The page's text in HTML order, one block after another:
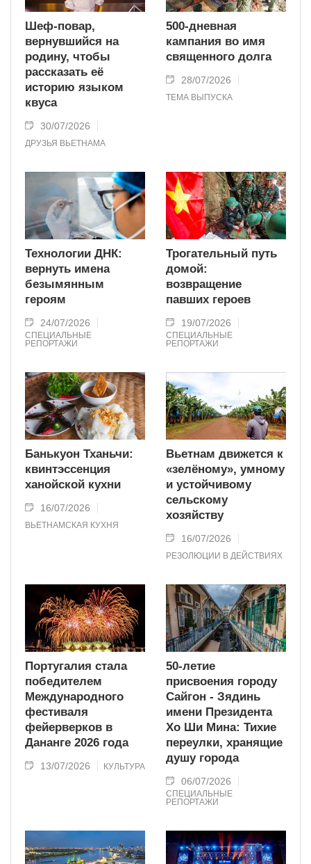
Шеф-повар,
вернувшийся на
родину, чтобы
рассказать её
историю языком
квуса
30/07/2026
ДРУЗЬЯ ВЬЕТНАМА
500-дневная
кампания во имя
священного долга
28/07/2026
ТЕМА ВЫПУСКА
Технологии ДНК:
вернуть имена
безымянным
героям
24/07/2026
СПЕЦИАЛЬНЫЕ
РЕПОРТАЖИ
Трогательный путь
домой:
возвращение
павших героев
19/07/2026
СПЕЦИАЛЬНЫЕ
РЕПОРТАЖИ
Банькуон Тханьчи:
квинтэссенция
ханойской кухни
16/07/2026
ВЬЕТНАМСКАЯ КУХНЯ
Вьетнам движется к
«зелёному», умному
и устойчивому
сельскому
хозяйству
16/07/2026
РЕЗОЛЮЦИИ В ДЕЙСТВИЯХ
Португалия стала
победителем
Международного
фестиваля
фейерверков в
Дананге 2026 года
13/07/2026 КУЛЬТУРА
50-летие
присвоения городу
Сайгон - Зядинь
имени Президента
Хо Ши Мина: Тихие
переулки, хранящие
душу города
06/07/2026
СПЕЦИАЛЬНЫЕ
РЕПОРТАЖИ